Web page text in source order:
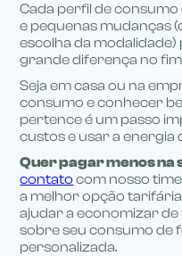
Cada perfil de consumo
e pequenas mudanças
escolha da
grande diferença no fim
Seja em casa ou na
consumo e conhecer
pertence é um passo
custos e usar a energia
Quer pagar menos na
contato com nosso
a melhor opção
ajudar a economizar
sobre seu consumo de
personalizada.